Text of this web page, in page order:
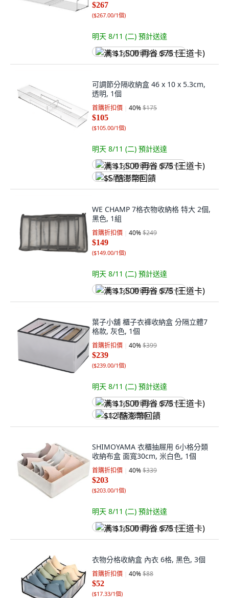
$267
($267.00/1個)
明天 8/11 (二) 預計送達
满 $1,500 再省 $75 (王道卡)
可調節分隔收納盒 46 x 10 x 5.3cm,
透明, 1個
首購折扣價 40%$175
$105
($105.00/1個)
明天 8/11 (二) 預計送達
满 $1,500 再省 $75 (王道卡)
$5 酷澎幣回饋
WE CHAMP 7格衣物收納格 特大 2個,
黑色, 1組
首購折扣價 40%$249
$149
($149.00/1個)
明天 8/11 (二) 預計送達
满 $1,500 再省 $75 (王道卡)
葉子小舖 櫃子衣褲收納盒 分隔立體7
格款, 灰色, 1個
首購折扣價 40%$399
$239
($239.00/1個)
明天 8/11 (二) 預計送達
满 $1,500 再省 $75 (王道卡)
$12 酷澎幣回饋
SHIMOYAMA 衣櫃抽屜用 6小格分類
收納布盒 面寬30cm, 米白色, 1個
首購折扣價 40%$339
$203
($203.00/1個)
明天 8/11 (二) 預計送達
满 $1,500 再省 $75 (王道卡)
衣物分格收納盒 內衣 6格, 黑色, 3個
首購折扣價 40%$88
$52
($17.33/1個)